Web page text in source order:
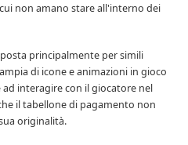
non amano stare all'interno dei
principalmente per simili
di icone e animazioni in gioco
interagire con il giocatore nel
il tabellone di pagamento non
originalità.